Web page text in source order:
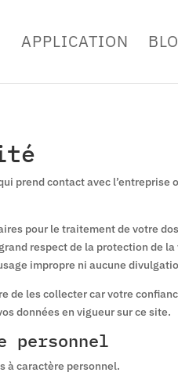
APPLICATION
prend contact avec
pour le traitement de votre
respect de la protection de
impropre ni aucune
de les collecter car votre
données en vigueur sur ce site.
personnel
à caractère personnel.